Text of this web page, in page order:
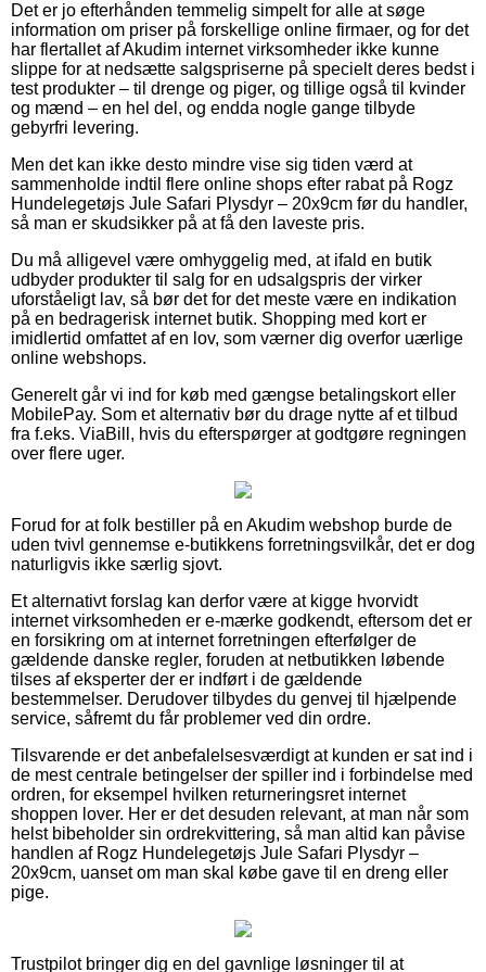
Det er jo efterhånden temmelig simpelt for alle at søge
information om priser på forskellige online firmaer, og for det
har flertallet af Akudim internet virksomheder ikke kunne
slippe for at nedsætte salgspriserne på specielt deres bedst i
test produkter – til drenge og piger, og tillige også til kvinder
og mænd – en hel del, og endda nogle gange tilbyde
gebyrfri levering.
Men det kan ikke desto mindre vise sig tiden værd at
sammenholde indtil flere online shops efter rabat på Rogz
Hundelegetøjs Jule Safari Plysdyr – 20x9cm før du handler,
så man er skudsikker på at få den laveste pris.
Du må alligevel være omhyggelig med, at ifald en butik
udbyder produkter til salg for en udsalgspris der virker
uforståeligt lav, så bør det for det meste være en indikation
på en bedragerisk internet butik. Shopping med kort er
imidlertid omfattet af en lov, som værner dig overfor uærlige
online webshops.
Generelt går vi ind for køb med gængse betalingskort eller
MobilePay. Som et alternativ bør du drage nytte af et tilbud
fra f.eks. ViaBill, hvis du efterspørger at godtgøre regningen
over flere uger.
Forud for at folk bestiller på en Akudim webshop burde de
uden tvivl gennemse e-butikkens forretningsvilkår, det er dog
naturligvis ikke særlig sjovt.
Et alternativt forslag kan derfor være at kigge hvorvidt
internet virksomheden er e-mærke godkendt, eftersom det er
en forsikring om at internet forretningen efterfølger de
gældende danske regler, foruden at netbutikken løbende
tilses af eksperter der er indført i de gældende
bestemmelser. Derudover tilbydes du genvej til hjælpende
service, såfremt du får problemer ved din ordre.
Tilsvarende er det anbefalelsesværdigt at kunden er sat ind i
de mest centrale betingelser der spiller ind i forbindelse med
ordren, for eksempel hvilken returneringsret internet
shoppen lover. Her er det desuden relevant, at man når som
helst bibeholder sin ordrekvittering, så man altid kan påvise
handlen af Rogz Hundelegetøjs Jule Safari Plysdyr –
20x9cm, uanset om man skal købe gave til en dreng eller
pige.
Trustpilot bringer dig en del gavnlige løsninger til at